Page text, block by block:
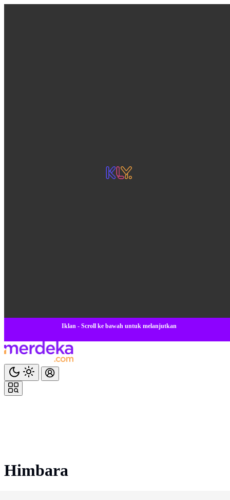
Iklan - Scroll ke bawah untuk melanjutkan
Himbara